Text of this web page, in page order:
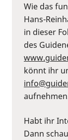
Wie das
Hans-
in dieser
des
könnt ihr
Habt ihr
Dann